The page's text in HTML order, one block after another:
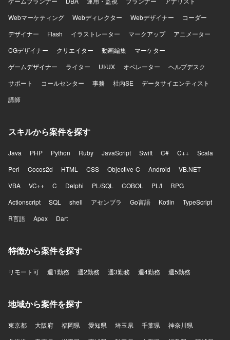
Webマーケティング
Webディレクター Webデザイナー
コーダー
デザイナー
Flash イラストレーター マークアップ
アニメーター
CGデザイナー
クリエイター 動画編集
マーケター
ゲームデザイナー
ライター UI/UX オペレーター
ヘルプデスク
サポート
コールセンター 事務 社内SE
データサイエンティスト
講師
スキルから案件を探す
Java PHP Python Ruby JavaScript Swift C# C++
Scala
Perl
Cocos2d HTML CSS Objective-C Android
VB.NET
VBA
VC++ C Delphi PL/SQL COBOL PL/I
RPG
Actionscript
SQL shell アセンブラ Go言語 Kotlin
TypeScript
R言語
Apex Dart
特徴から案件を探す
リモート可 週1勤務 週2勤務 週3勤務 週4勤務 週5勤務
地域から案件を探す
東京都 大阪府 福岡県 愛知県 埼玉県 千葉県
神奈川県